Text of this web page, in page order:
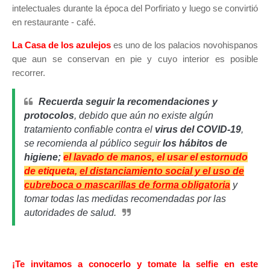
intelectuales durante la época del Porfiriato y luego se convirtió
en restaurante - café.
La Casa de los azulejos es uno de los palacios novohispanos
que aun se conservan en pie y cuyo interior es posible
recorrer.
Recuerda seguir la recomendaciones y
protocolos, debido que aún no existe algún
tratamiento confiable contra el virus del COVID-19,
se recomienda al público seguirlos hábitos de
higiene; el lavado de manos, el usar el estornudo
de etiqueta, el distanciamiento social y el uso de
cubreboca o mascarillas de forma obligatoria y
tomar todas las medidas recomendadas por las
autoridades de salud.
¡Te invitamos a conocerlo y tomate la selfie en este